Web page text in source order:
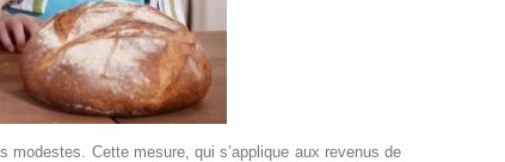
modestes. Cette mesure, qui s’applique aux revenus de